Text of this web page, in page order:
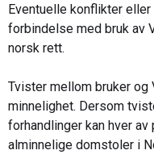
Eventuelle konflikter
forbindelse med bruk av
norsk rett.
Tvister mellom bruker
minnelighet. Dersom
forhandlinger kan hver
alminnelige domstoler i